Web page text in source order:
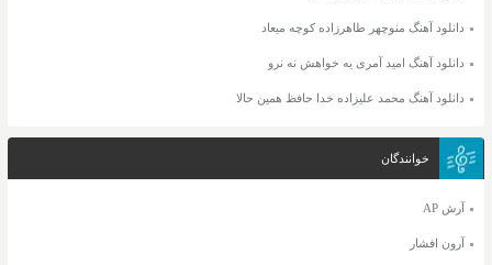
دانلود آهنگ منوچهر طاهرزاده کوچه میعاد
دانلود آهنگ امید آمری یه خواهش نه نرو
دانلود آهنگ محمد علیزاده خدا حافظ همین حالا
خوانندگان
آرش AP
آرون افشار